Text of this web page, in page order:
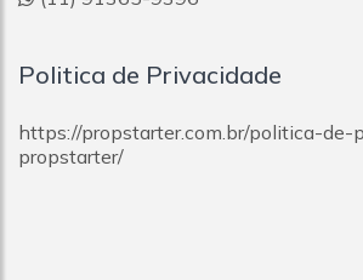
Politica de Privacidade
https://propstarter.com.br/politica-de-
propstarter/